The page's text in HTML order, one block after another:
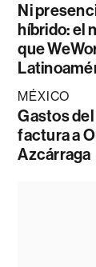
Ni
híbrido: el
que
MÉXICO
Gastos
factura a
Azcárraga